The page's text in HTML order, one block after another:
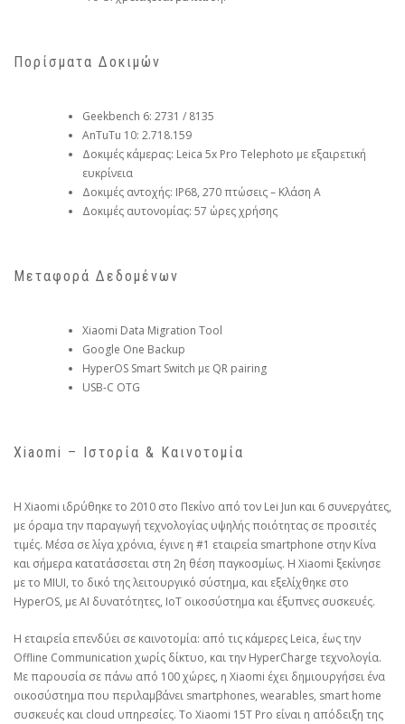
Πορίσματα Δοκιμών
Geekbench 6: 2731 / 8135
AnTuTu 10: 2.718.159
Δοκιμές κάμερας: Leica 5x Pro Telephoto με εξαιρετική
ευκρίνεια
Δοκιμές αντοχής: IP68, 270 πτώσεις – Κλάση Α
Δοκιμές αυτονομίας: 57 ώρες χρήσης
Μεταφορά Δεδομένων
Xiaomi Data Migration Tool
Google One Backup
HyperOS Smart Switch με QR pairing
USB-C OTG
Xiaomi – Ιστορία & Καινοτομία
Η Xiaomi ιδρύθηκε το 2010 στο Πεκίνο από τον Lei Jun και 6 συνεργάτες,
με όραμα την παραγωγή τεχνολογίας υψηλής ποιότητας σε προσιτές
τιμές. Μέσα σε λίγα χρόνια, έγινε η #1 εταιρεία smartphone στην Κίνα
και σήμερα κατατάσσεται στη 2η θέση παγκοσμίως. Η Xiaomi ξεκίνησε
με το MIUI, το δικό της λειτουργικό σύστημα, και εξελίχθηκε στο
HyperOS, με AI δυνατότητες, IoT οικοσύστημα και έξυπνες συσκευές.
Η εταιρεία επενδύει σε καινοτομία: από τις κάμερες Leica, έως την
Offline Communication χωρίς δίκτυο, και την HyperCharge τεχνολογία.
Με παρουσία σε πάνω από 100 χώρες, η Xiaomi έχει δημιουργήσει ένα
οικοσύστημα που περιλαμβάνει smartphones, wearables, smart home
συσκευές και cloud υπηρεσίες. Το Xiaomi 15T Pro είναι η απόδειξη της